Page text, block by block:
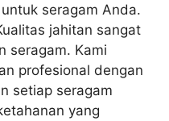
seragam Anda.
jahitan sangat
seragam. Kami
profesional dengan
setiap seragam
yang